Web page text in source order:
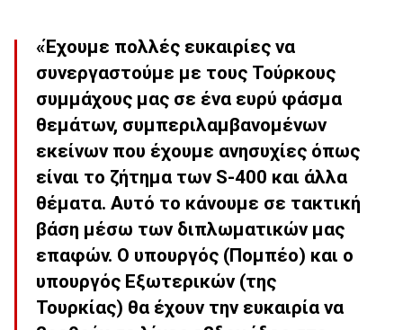
«Έχουμε πολλές ευκαιρίες να
συνεργαστούμε με τους Τούρκους
συμμάχους μας σε ένα ευρύ φάσμα
θεμάτων, συμπεριλαμβανομένων
εκείνων που έχουμε ανησυχίες όπως
είναι το ζήτημα των S-400 και άλλα
θέματα. Αυτό το κάνουμε σε τακτική
βάση μέσω των διπλωματικών μας
επαφών. Ο υπουργός (Πομπέο) και ο
υπουργός Εξωτερικών (της
Τουρκίας) θα έχουν την ευκαιρία να